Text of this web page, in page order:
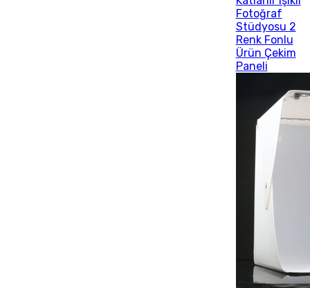
Fotoğraf
Stüdyosu 2
Renk Fonlu
Ürün Çekim
Paneli